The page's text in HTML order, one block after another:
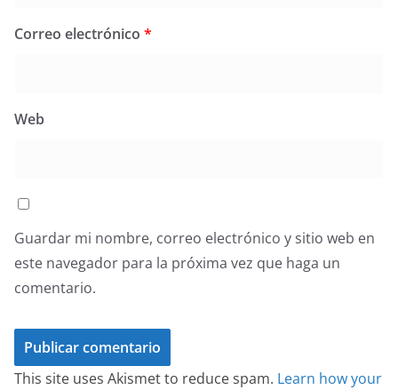
Correo electrónico *
Web
Guardar mi nombre, correo electrónico y sitio web en
este navegador para la próxima vez que haga un
comentario.
This site uses Akismet to reduce spam. Learn how your